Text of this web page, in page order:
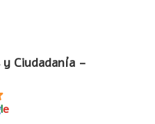
y Ciudadanía -
le